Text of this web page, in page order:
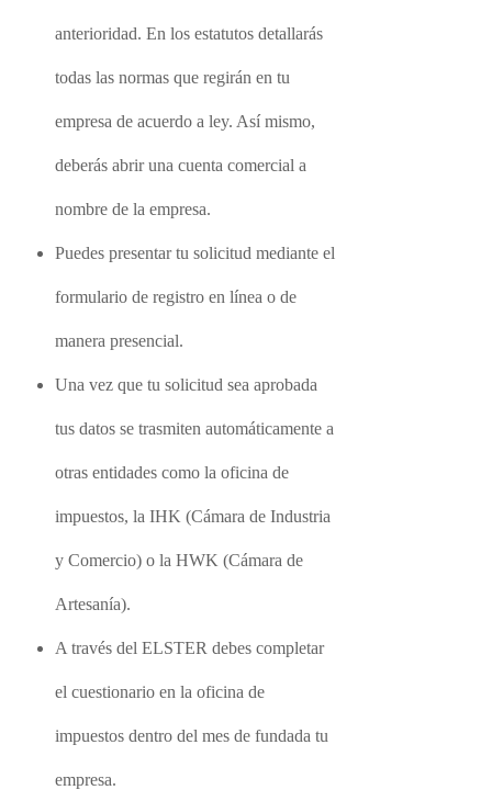
anterioridad. En los estatutos detallarás
todas las normas que regirán en tu
empresa de acuerdo a ley. Así mismo,
deberás abrir una cuenta comercial a
nombre de la empresa.
Puedes presentar tu solicitud mediante el
formulario de registro en línea o de
manera presencial.
Una vez que tu solicitud sea aprobada
tus datos se trasmiten automáticamente a
otras entidades como la oficina de
impuestos, la IHK (Cámara de Industria
y Comercio) o la HWK (Cámara de
Artesanía).
A través del ELSTER debes completar
el cuestionario en la oficina de
impuestos dentro del mes de fundada tu
empresa.